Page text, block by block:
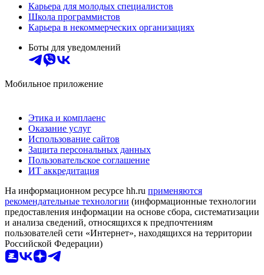
Карьера для молодых специалистов
Школа программистов
Карьера в некоммерческих организациях
Боты для уведомлений
Мобильное приложение
Этика и комплаенс
Оказание услуг
Использование сайтов
Защита персональных данных
Пользовательское соглашение
ИТ аккредитация
На информационном ресурсе hh.ru применяются
рекомендательные технологии (информационные технологии
предоставления информации на основе сбора, систематизации
и анализа сведений, относящихся к предпочтениям
пользователей сети «Интернет», находящихся на территории
Российской Федерации)